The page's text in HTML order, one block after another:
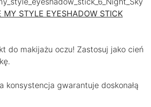
MY STYLE EYESHADOW STICK
do makijażu oczu! Zastosuj jako cień
konsystencja gwarantuje doskonałą